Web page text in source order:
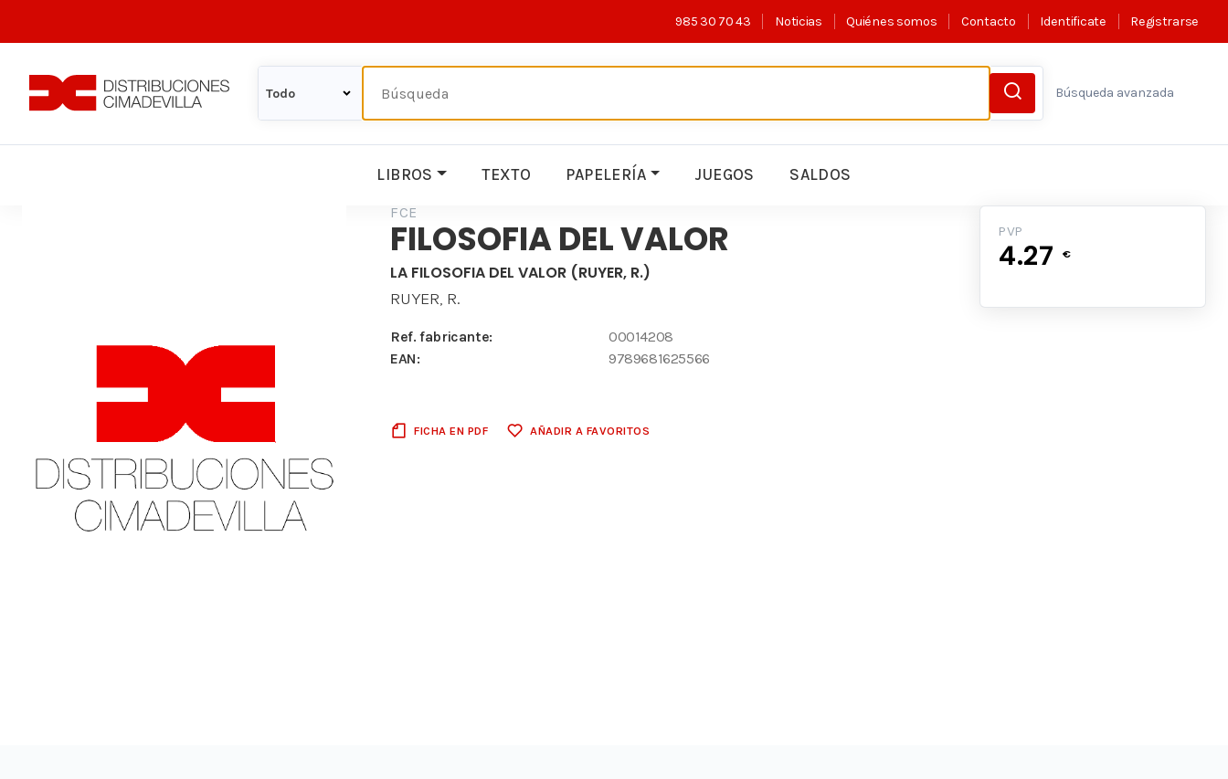
985 30 70 43 Noticias Quiénes somos Contacto Identificate Registrarse
Búsqueda avanzada
LIBROS TEXTO PAPELERÍA JUEGOS SALDOS
FCE
FILOSOFIA DEL VALOR
LA FILOSOFIA DEL VALOR (RUYER, R.)
RUYER, R.
Ref. fabricante:
00014208
EAN:
9789681625566
FICHA EN PDF AÑADIR A FAVORITOS
PVP
4.27 €